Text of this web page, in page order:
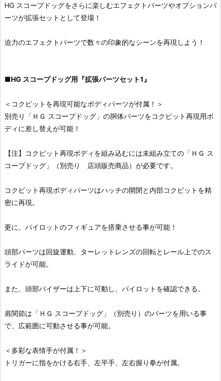
HG スコープドッグをさらに楽しむエフェクトパーツやオプションパ
ーツが拡張セットとして登場！
迫力のエフェクトパーツで数々の印象的なシーンを再現しよう！
■HG スコープドッグ用『拡張パーツセット1』
＜コクピットを再現可能なボディパーツが付属！＞
別売り「ＨＧ スコープドッグ」の胴体パーツをコクピット再現用ボ
ディに差し替えが可能！
【注】コクピット再現ボディを組み込むには未組み立ての「ＨＧ ス
コープドッグ」（別売り 店頭販売商品）が必要です。
コクピット再現ボディパーツはハッチの開閉と内部コクピットを精
密に再現。
更に、パイロットのフィギュアを搭乗させる事が可能！
頭部パーツは回旋運動、ターレットレンズの回転とレール上でのス
ライドが可能。
また、頭部バイザーは上下に可動し、パイロットを確認できる。
肩関節は「ＨＧ スコープドッグ」（別売り）のパーツを用いる事
で、広範囲に可動させる事が可能。
＜多彩な表情手が付属！＞
トリガーに指をかける右手、左平手、左右握り拳が付属。